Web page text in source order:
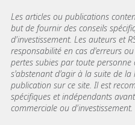
Les articles ou publications
but de fournir des conseils
d'investissement. Les auteurs et
responsabilité en cas d'erreurs
pertes subies par toute
s'abstenant d'agir à la suite de
publication sur ce site. Il est
spécifiques et indépendants
commerciale ou d'investissement.